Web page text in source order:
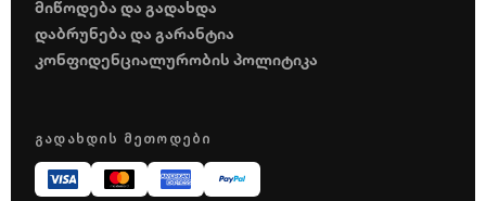
მიწოდება და გადახდა
დაბრუნება და გარანტია
კონფიდენციალურობის პოლიტიკა
ᲒᲐᲓᲐᲮᲓᲘᲡ ᲛᲔᲗᲝᲓᲔᲑᲘ